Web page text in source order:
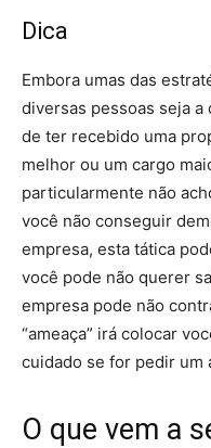
Dica
Embora umas das
diversas pessoas seja a
de ter recebido uma
melhor ou um cargo
particularmente não
você não conseguir
empresa, esta tática
você pode não querer
empresa pode não
“ameaça” irá colocar
cuidado se for pedir um
O que vem a